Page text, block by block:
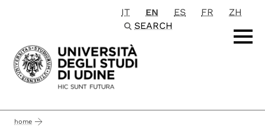
Passa al contenuto principale
IT EN ES FR
ZH
SEARCH
home